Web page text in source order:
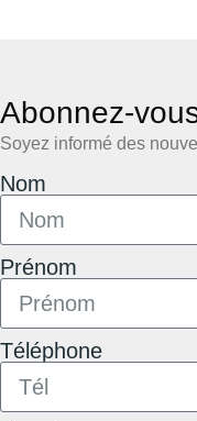
Abonnez-
Soyez informé des
Nom
Prénom
Téléphone